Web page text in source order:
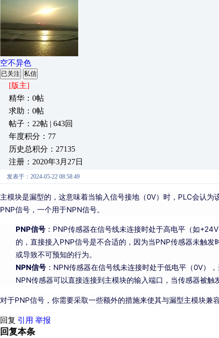
空不异色
已关注 私信
[版主]
精华：0帖
求助：0帖
帖子：22帖 | 643回
年度积分：77
历史总积分：27135
注册：2020年3月27日
发表于：2024-05-22 08:58:49
主模块是漏型的，这意味着当输入信号接地（0V）时，PLC会认
PNP信号，一个用于NPN信号。
PNP信号 ：PNP传感器在信号线未连接时处于高电平（如
的，直接接入PNP信号是不合适的，因为当PNP传感器未触
或导致不可预知的行为。
NPN信号 ：NPN传感器在信号线未连接时处于低电平（0V）
NPN传感器可以直接连接到主模块的输入端口，当传感器被
对于PNP信号，你需要采取一些额外的措施来使其与漏型主模块兼
回复 引用 举报
回复本条